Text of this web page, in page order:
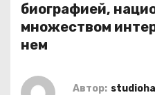
биографией,
множеством
нем
Автор: